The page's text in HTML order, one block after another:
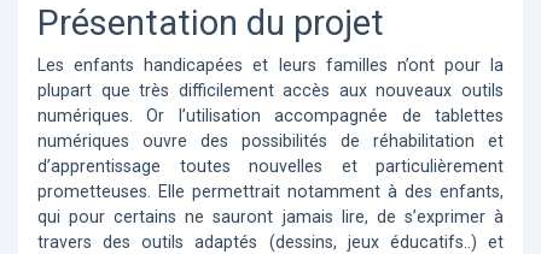
Présentation du projet
Les enfants handicapées et leurs familles n’ont pour la
plupart que très difficilement accès aux nouveaux outils
numériques. Or l’utilisation accompagnée de tablettes
numériques ouvre des possibilités de réhabilitation et
d’apprentissage toutes nouvelles et particulièrement
prometteuses. Elle permettrait notamment à des enfants,
qui pour certains ne sauront jamais lire, de s’exprimer à
travers des outils adaptés (dessins, jeux éducatifs..) et